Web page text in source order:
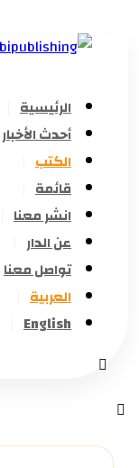
الرئيسية
أحدث الأخبار
الكتب
قائمة
انشر معنا
عن الدار
تواصل معنا
العربية
English